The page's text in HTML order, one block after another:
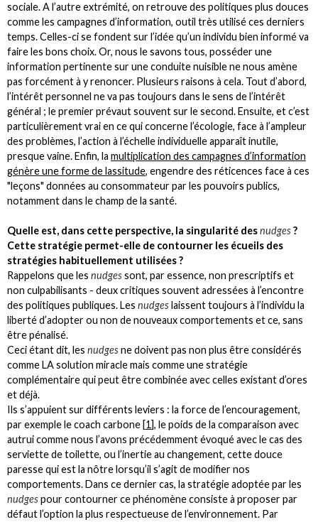
sociale. A l’autre extrémité, on retrouve des politiques plus douces
comme les campagnes d’information, outil très utilisé ces derniers
temps. Celles-ci se fondent sur l’idée qu’un individu bien informé va
faire les bons choix. Or, nous le savons tous, posséder une
information pertinente sur une conduite nuisible ne nous amène
pas forcément à y renoncer. Plusieurs raisons à cela. Tout d’abord,
l’intérêt personnel ne va pas toujours dans le sens de l’intérêt
général ; le premier prévaut souvent sur le second. Ensuite, et c’est
particulièrement vrai en ce qui concerne l’écologie, face à l’ampleur
des problèmes, l’action à l’échelle individuelle apparaît inutile,
presque vaine. Enfin, la multiplication des campagnes d’information
génère une forme de lassitude, engendre des réticences face à ces
"leçons" données au consommateur par les pouvoirs publics,
notamment dans le champ de la santé.
Quelle est, dans cette perspective, la singularité desnudges?
Cette stratégie permet-elle de contourner les écueils des
stratégies habituellement utilisées ?
Rappelons que les nudgessont, par essence, non prescriptifs et
non culpabilisants - deux critiques souvent adressées à l’encontre
des politiques publiques. Les nudgeslaissent toujours à l’individu la
liberté d’adopter ou non de nouveaux comportements et ce, sans
être pénalisé.
Ceci étant dit, les nudgesne doivent pas non plus être considérés
comme LA solution miracle mais comme une stratégie
complémentaire qui peut être combinée avec celles existant d’ores
et déjà.
Ils s’appuient sur différents leviers : la force de l’encouragement,
par exemple le coach carbone [1], le poids de la comparaison avec
autrui comme nous l’avons précédemment évoqué avec le cas des
serviette de toilette, ou l’inertie au changement, cette douce
paresse qui est la nôtre lorsqu’il s’agit de modifier nos
comportements. Dans ce dernier cas, la stratégie adoptée par les
nudgespour contourner ce phénomène consiste à proposer par
défaut l’option la plus respectueuse de l’environnement. Par